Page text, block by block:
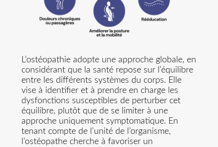
L’ostéopathie adopte une approche globale, en
considérant que la santé repose sur l’équilibre
entre les différents systèmes du corps. Elle
vise à identifier et à prendre en charge les
dysfonctions susceptibles de perturber cet
équilibre, plutôt que de se limiter à une
approche uniquement symptomatique. En
tenant compte de l’unité de l’organisme,
l’ostéopathe cherche à favoriser un